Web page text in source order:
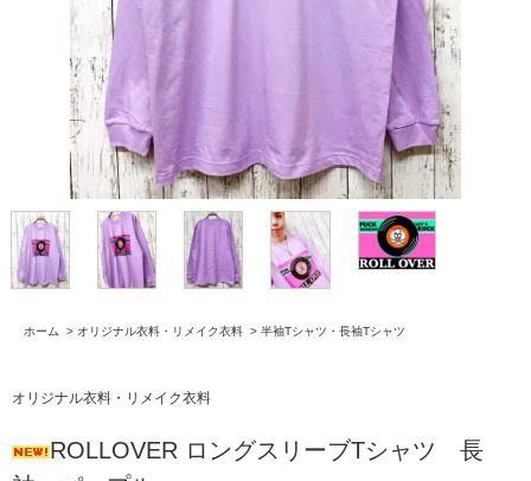
ホーム > オリジナル衣料・リメイク衣料 > 半袖Tシャツ・長袖Tシャツ
オリジナル衣料・リメイク衣料
ROLLOVER ロングスリーブTシャツ 長